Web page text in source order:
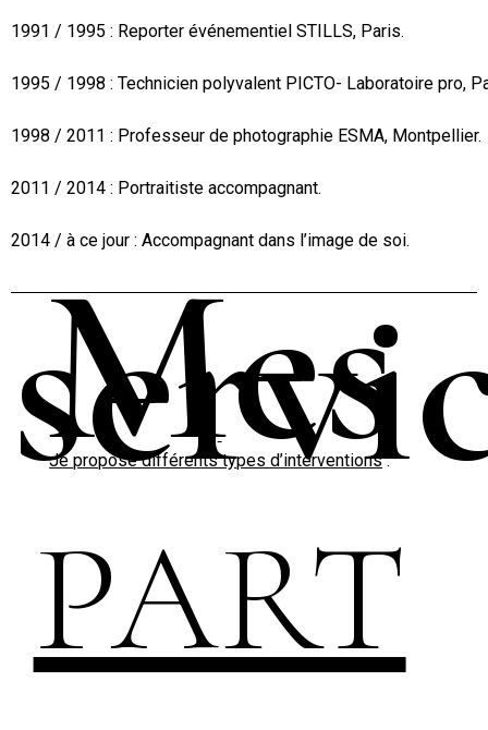
1991 / 1995 : Reporter événementiel STILLS, Paris.
1995 / 1998 : Technicien polyvalent PICTO- Laboratoire pro,
1998 / 2011 : Professeur de photographie ESMA, Montpellier.
2011 / 2014 : Portraitiste accompagnant.
2014 / à ce jour : Accompagnant dans l’image de soi.
Mes
Je propose différents types d’interventions:
PART